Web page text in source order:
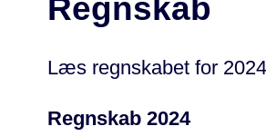
Regnskab
Læs regnskabet for
Regnskab 2024